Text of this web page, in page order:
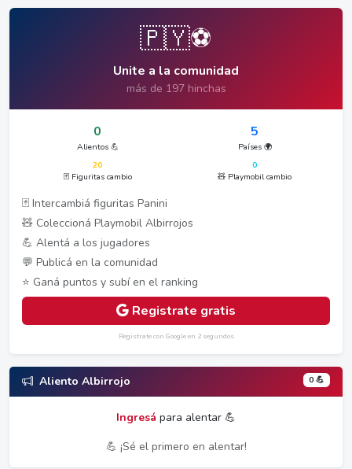
🇵🇾⚽
Unite a la comunidad
más de 197 hinchas
0
Alientos 💪
5
Países 🌍
20
🃏 Figuritas cambio
0
🧸 Playmobil cambio
🃏 Intercambiá figuritas Panini
🧸 Coleccioná Playmobil Albirrojos
💪 Alentá a los jugadores
💬 Publicá en la comunidad
⭐ Ganá puntos y subí en el ranking
Registrate gratis
Registrate con Google en 2 segundos
Aliento Albirrojo 0 💪
Ingresá para alentar 💪
💪 ¡Sé el primero en alentar!